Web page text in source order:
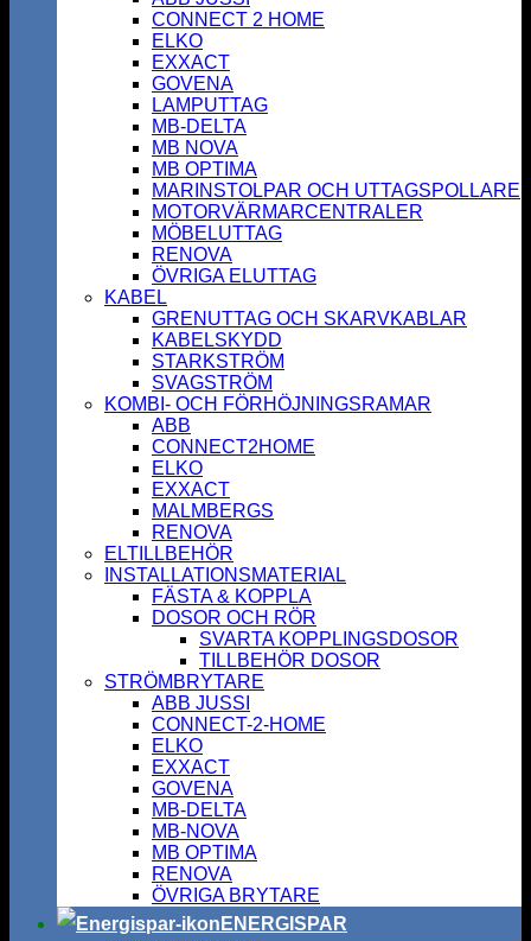
CONNECT 2 HOME
ELKO
EXXACT
GOVENA
LAMPUTTAG
MB-DELTA
MB NOVA
MB OPTIMA
MARINSTOLPAR OCH UTTAGSPOLLARE
MOTORVÄRMARCENTRALER
MÖBELUTTAG
RENOVA
ÖVRIGA ELUTTAG
KABEL
GRENUTTAG OCH SKARVKABLAR
KABELSKYDD
STARKSTRÖM
SVAGSTRÖM
KOMBI- OCH FÖRHÖJNINGSRAMAR
ABB
CONNECT2HOME
ELKO
EXXACT
MALMBERGS
RENOVA
ELTILLBEHÖR
INSTALLATIONSMATERIAL
FÄSTA & KOPPLA
DOSOR OCH RÖR
SVARTA KOPPLINGSDOSOR
TILLBEHÖR DOSOR
STRÖMBRYTARE
ABB JUSSI
CONNECT-2-HOME
ELKO
EXXACT
GOVENA
MB-DELTA
MB-NOVA
MB OPTIMA
RENOVA
ÖVRIGA BRYTARE
ENERGISPAR